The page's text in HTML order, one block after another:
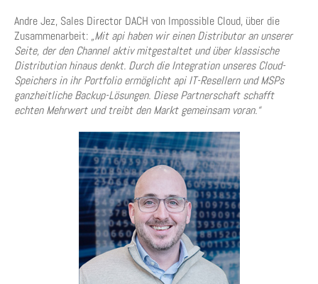
Andre Jez, Sales Director DACH von Impossible Cloud, über die
Zusammenarbeit: „Mit api haben wir einen Distributor an unserer
Seite, der den Channel aktiv mitgestaltet und über klassische
Distribution hinaus denkt. Durch die Integration unseres Cloud-
Speichers in ihr Portfolio ermöglicht api IT-Resellern und MSPs
ganzheitliche Backup-Lösungen. Diese Partnerschaft schafft
echten Mehrwert und treibt den Markt gemeinsam voran.“